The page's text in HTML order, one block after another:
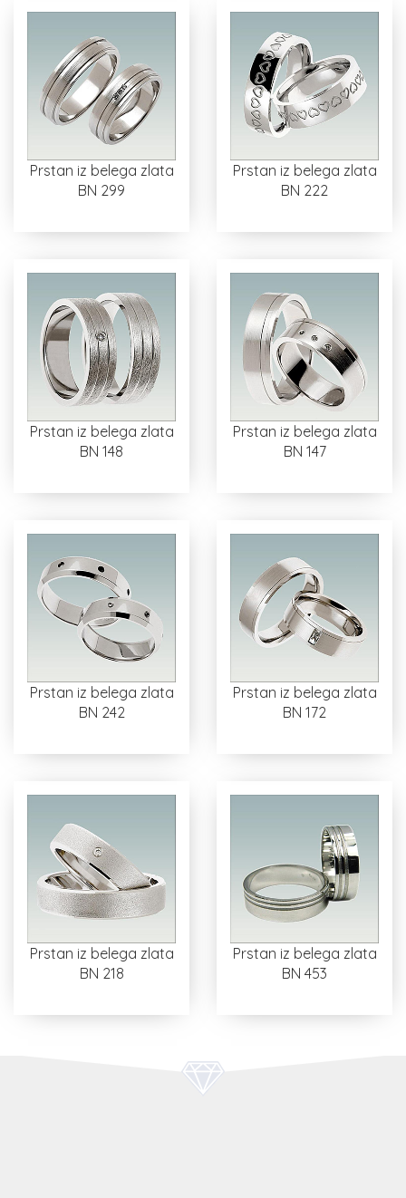
Prstan iz belega zlata
BN 299
Prstan iz belega zlata
BN 222
Prstan iz belega zlata
BN 148
Prstan iz belega zlata
BN 147
Prstan iz belega zlata
BN 242
Prstan iz belega zlata
BN 172
Prstan iz belega zlata
BN 218
Prstan iz belega zlata
BN 453